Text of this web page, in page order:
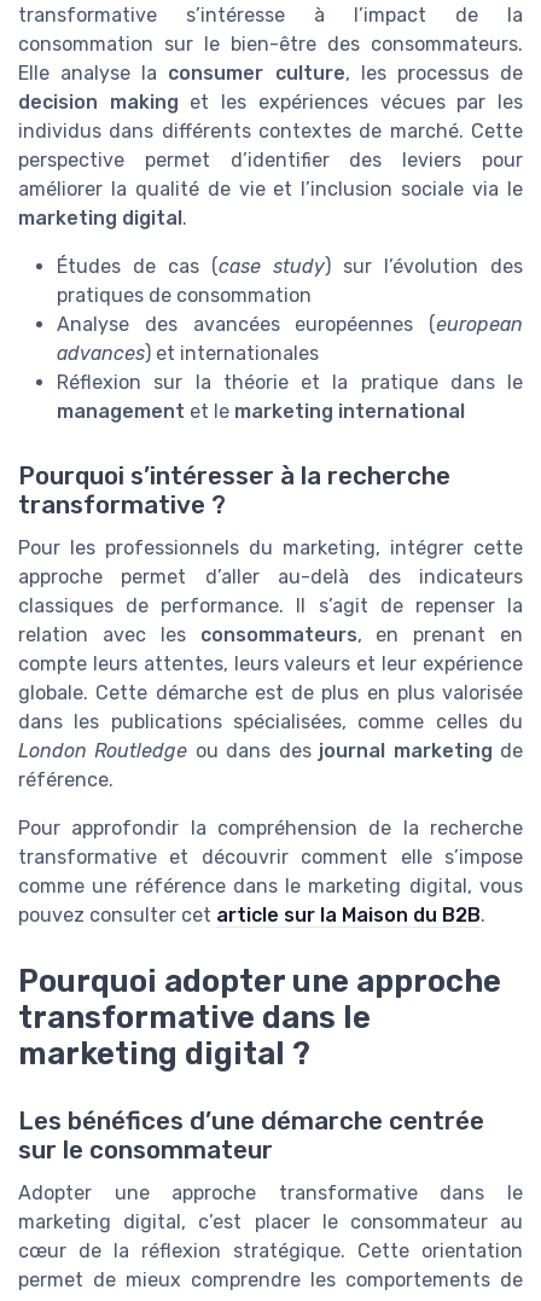
transformative s’intéresse à l’impact de la
consommation sur le bien-être des consommateurs.
Elle analyse la consumer culture, les processus de
decision making et les expériences vécues par les
individus dans différents contextes de marché. Cette
perspective permet d’identifier des leviers pour
améliorer la qualité de vie et l’inclusion sociale via le
marketing digital .
Études de cas (case study) sur l’évolution des
pratiques de consommation
Analyse des avancées européennes (european
advances) et internationales
Réflexion sur la théorie et la pratique dans le
management et le marketing international
Pourquoi s’intéresser à la recherche
transformative ?
Pour les professionnels du marketing, intégrer cette
approche permet d’aller au-delà des indicateurs
classiques de performance. Il s’agit de repenser la
relation avec les consommateurs, en prenant en
compte leurs attentes, leurs valeurs et leur expérience
globale. Cette démarche est de plus en plus valorisée
dans les publications spécialisées, comme celles du
London Routledge ou dans des journal marketing de
référence.
Pour approfondir la compréhension de la recherche
transformative et découvrir comment elle s’impose
comme une référence dans le marketing digital, vous
pouvez consulter cet article sur la Maison du B2B.
Pourquoi adopter une approche
transformative dans le
marketing digital ?
Les bénéfices d’une démarche centrée
sur le consommateur
Adopter une approche transformative dans le
marketing digital, c’est placer le consommateur au
cœur de la réflexion stratégique. Cette orientation
permet de mieux comprendre les comportements de